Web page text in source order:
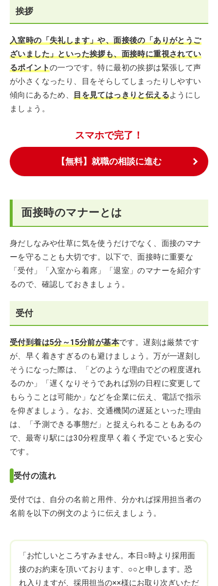
挨拶
入室時の「失礼します」や、面接後の「ありがとうご
ざいました」といった挨拶も、面接時に重視されてい
るポイントの一つです。特に最初の挨拶は緊張して声
が小さくなったり、目をそらしてしまったりしやすい
傾向にあるため、目を見てはっきりと伝えるようにし
ましょう。
スマホで完了！
【無料】就職の相談に進む
面接時のマナーとは
身だしなみや仕草に気を使うだけでなく、面接のマナ
ーを守ることも大切です。以下で、面接時に重要な
「受付」「入室から着席」「退室」のマナーを紹介す
るので、確認しておきましょう。
受付
受付到着は5分～15分前が基本です。遅刻は厳禁です
が、早く着きすぎるのも避けましょう。万が一遅刻し
そうになった際は、「どのような理由でどの程度遅れ
るのか」「遅くなりそうであれば別の日程に変更して
もらうことは可能か」などを企業に伝え、電話で指示
を仰ぎましょう。なお、交通機関の遅延といった理由
は、「予測できる事態だ」と捉えられることもあるの
で、最寄り駅には30分程度早く着く予定でいると安心
です。
受付の流れ
受付では、自分の名前と用件、分かれば採用担当者の
名前を以下の例文のように伝えましょう。
「お忙しいところすみません。本日○時より採用面
接のお約束を頂いております、○○と申します。恐
れ入りますが、採用担当の××様にお取り次ぎいただ